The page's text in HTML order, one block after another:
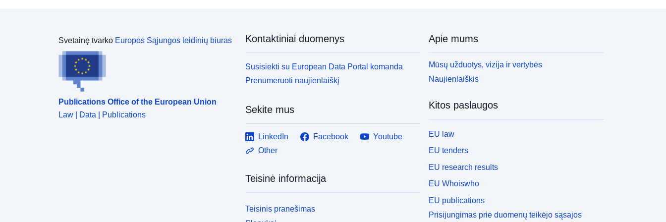
RPP.
RPP.
Svetainę tvarko Europos Sąjungos leidinių biuras
Publications Office of the European Union
Law | Data | Publications
Kontaktiniai duomenys
Susisiekti su European Data Portal komanda
Prenumeruoti naujienlaiškį
Sekite mus
LinkedIn Facebook
Youtube
Other
Teisinė informacija
Teisinis pranešimas
Apie mums
Mūsų užduotys, vizija ir vertybės
Naujienlaiškis
Kitos paslaugos
EU law
EU tenders
EU research results
EU Whoiswho
EU publications
Prisijungimas prie duomenų teikėjo sąsajos